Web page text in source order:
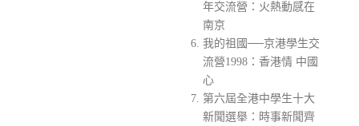
年交流營：火熱動感在
南京
我的祖國──京港學生交
流營1998：香港情 中國
心
第六屆全港中學生十大
新聞選舉：時事新聞齊